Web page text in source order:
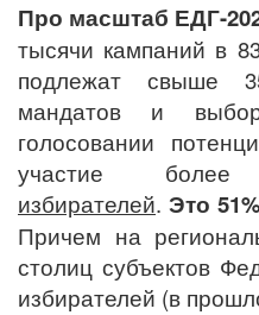
Про масштаб ЕДГ-
тысячи кампаний в
подлежат свыше
мандатов и
голосовании
участие
избирателей.Это
Причем на
столиц субъектов
избирателей (в